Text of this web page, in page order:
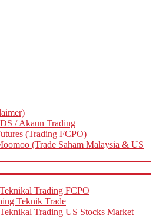
/ Akaun Trading
(Trading FCPO)
(Trade Saham Malaysia & US
Trading FCPO
Teknik Trade
Trading US Stocks Market